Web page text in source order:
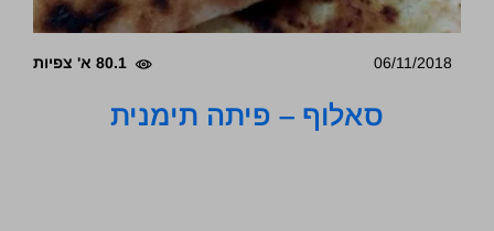
06/11/2018 80.1 א' צפיות
סאלוף – פיתה תימנית